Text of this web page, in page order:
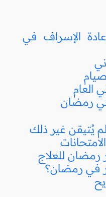
الإسراف في
العام
رمضان
يُتيقن غير ذلك
رمضان للعلاج
في رمضان؟